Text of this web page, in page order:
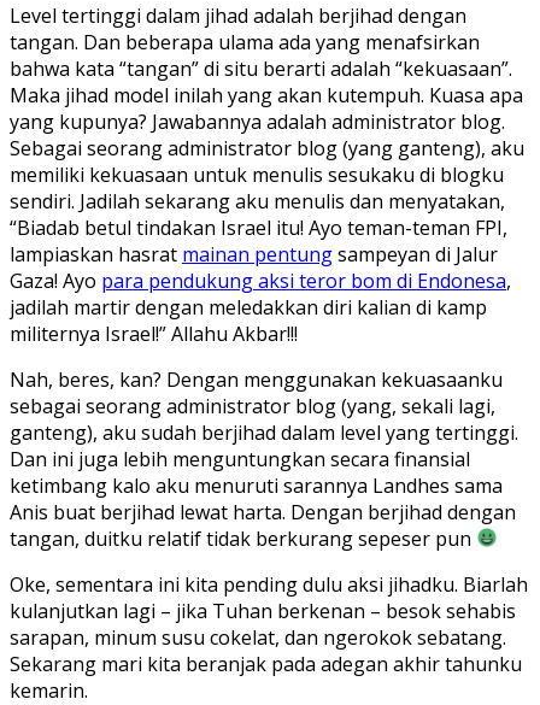
Level tertinggi dalam jihad adalah berjihad dengan
tangan. Dan beberapa ulama ada yang menafsirkan
bahwa kata “tangan” di situ berarti adalah “kekuasaan”.
Maka jihad model inilah yang akan kutempuh. Kuasa apa
yang kupunya? Jawabannya adalah administrator blog.
Sebagai seorang administrator blog (yang ganteng), aku
memiliki kekuasaan untuk menulis sesukaku di blogku
sendiri. Jadilah sekarang aku menulis dan menyatakan,
“Biadab betul tindakan Israel itu! Ayo teman-teman FPI,
lampiaskan hasrat mainan pentungsampeyan di Jalur
Gaza! Ayo para pendukung aksi teror bom di Endonesa,
jadilah martir dengan meledakkan diri kalian di kamp
militernya Israel!” Allahu Akbar!!!
Nah, beres, kan? Dengan menggunakan kekuasaanku
sebagai seorang administrator blog (yang, sekali lagi,
ganteng), aku sudah berjihad dalam level yang tertinggi.
Dan ini juga lebih menguntungkan secara finansial
ketimbang kalo aku menuruti sarannya Landhes sama
Anis buat berjihad lewat harta. Dengan berjihad dengan
tangan, duitku relatif tidak berkurang sepeser pun
Oke, sementara ini kita pending dulu aksi jihadku. Biarlah
kulanjutkan lagi – jika Tuhan berkenan – besok sehabis
sarapan, minum susu cokelat, dan ngerokok sebatang.
Sekarang mari kita beranjak pada adegan akhir tahunku
kemarin.